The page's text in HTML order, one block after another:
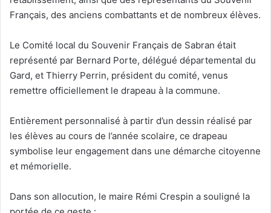
Français, des anciens combattants et de nombreux élèves.
Le Comité local du Souvenir Français de Sabran était
représenté par Bernard Porte, délégué départemental du
Gard, et Thierry Perrin, président du comité, venus
remettre officiellement le drapeau à la commune.
Entièrement personnalisé à partir d’un dessin réalisé par
les élèves au cours de l’année scolaire, ce drapeau
symbolise leur engagement dans une démarche citoyenne
et mémorielle.
Dans son allocution, le maire Rémi Crespin a souligné la